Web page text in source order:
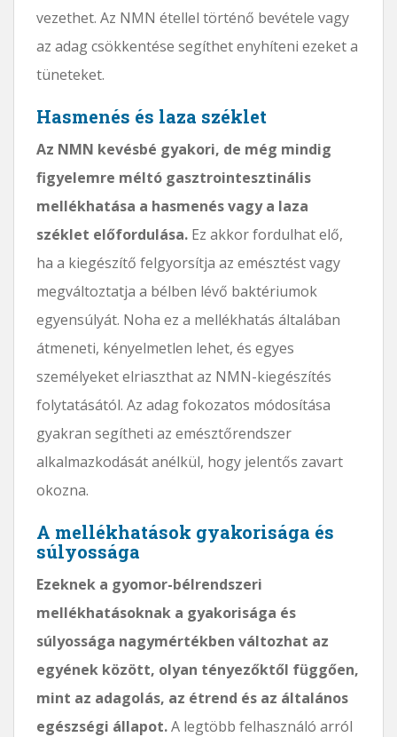
vezethet. Az NMN étellel történő bevétele vagy
az adag csökkentése segíthet enyhíteni ezeket a
tüneteket.
Hasmenés és laza széklet
Az NMN kevésbé gyakori, de még mindig
figyelemre méltó gasztrointesztinális
mellékhatása a hasmenés vagy a laza
széklet előfordulása. Ez akkor fordulhat elő,
ha a kiegészítő felgyorsítja az emésztést vagy
megváltoztatja a bélben lévő baktériumok
egyensúlyát. Noha ez a mellékhatás általában
átmeneti, kényelmetlen lehet, és egyes
személyeket elriaszthat az NMN-kiegészítés
folytatásától. Az adag fokozatos módosítása
gyakran segítheti az emésztőrendszer
alkalmazkodását anélkül, hogy jelentős zavart
okozna.
A mellékhatások gyakorisága és
súlyossága
Ezeknek a gyomor-bélrendszeri
mellékhatásoknak a gyakorisága és
súlyossága nagymértékben változhat az
egyének között, olyan tényezőktől függően,
mint az adagolás, az étrend és az általános
egészségi állapot.A legtöbb felhasználó arról